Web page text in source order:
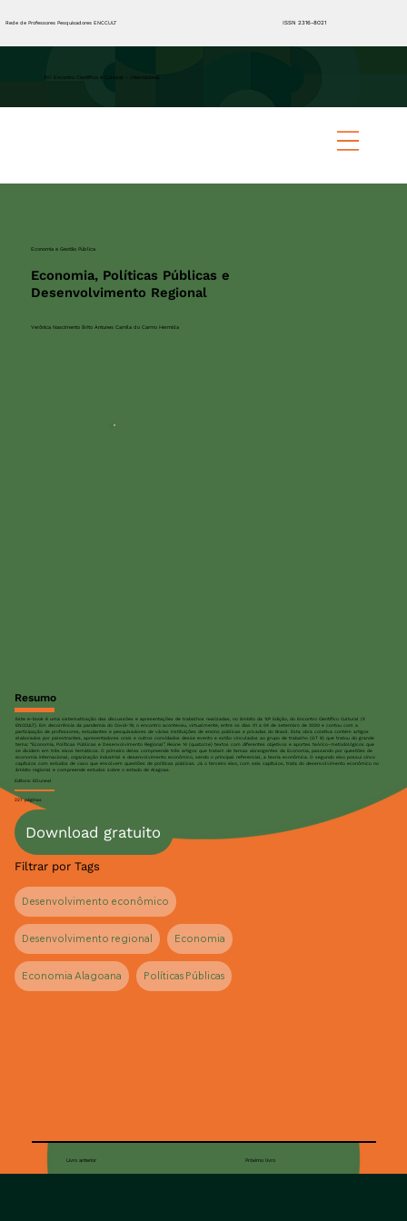
Rede de Professores Pesquisadores ENCCULT ISSN 2316-8021
XVI Encontro Científico e Cultural - Internacional
Economia e Gestão Pública
Economia, Políticas Públicas e
Desenvolvimento Regional
Verônica Nascimento Brito Antunes Camila do Carmo Hermida
Resumo
Este e-book é uma sistematização das discussões e apresentações de trabalhos realizadas, no âmbito da 10ª Edição, do Encontro Científico Cultural (X
ENCCULT). Em decorrência da pandemia do Covid-19, o encontro aconteceu, virtualmente, entre os dias 01 a 04 de setembro de 2020 e contou com a
participação de professores, estudantes e pesquisadores de várias instituições de ensino públicas e privadas do Brasil. Esta obra coletiva contém artigos
elaborados por palestrantes, apresentadores orais e outros convidados desse evento e estão vinculados ao grupo de trabalho (GT 8) que tratou do grande
tema: “Economia, Políticas Públicas e Desenvolvimento Regional”. Reúne 14 (quatorze) textos com diferentes objetivos e aportes teórico-metodológicos que
se dividem em três eixos temáticos. O primeiro deles compreende três artigos que tratam de temas abrangentes da Economia, passando por questões de
economia internacional, organização industrial e desenvolvimento econômico, sendo o principal referencial, a teoria econômica. O segundo eixo possui cinco
capítulos com estudos de caso que envolvem questões de políticas públicas. Já o terceiro eixo, com seis capítulos, trata do desenvolvimento econômico no
âmbito regional e compreende estudos sobre o estado de Alagoas.
Editora: EDuneal
227 páginas
Download gratuito
Filtrar por Tags
Desenvolvimento econômico
Desenvolvimento regional Economia
Economia Alagoana Políticas Públicas
Livro anterior Próximo livro